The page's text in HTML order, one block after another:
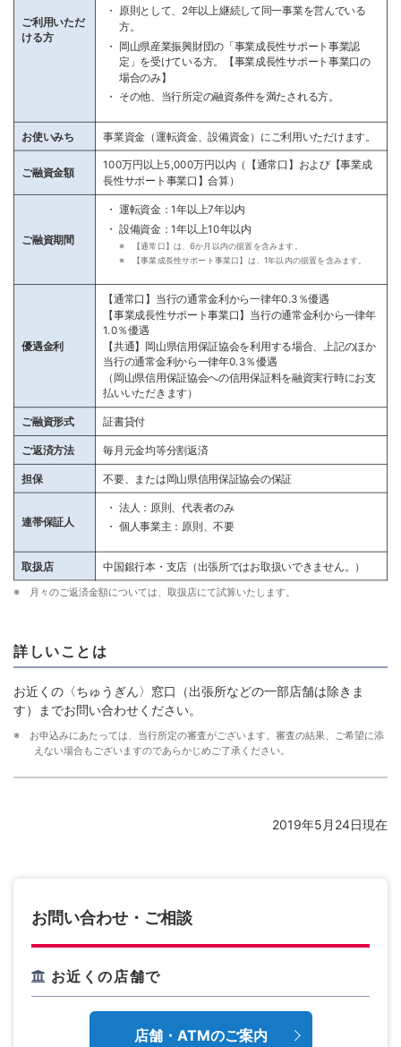
ご利用いただ
ける方
原則として、2年以上継続して同一事業を営んでいる
方。
岡山県産業振興財団の「事業成長性サポート事業認
定」を受けている方。【事業成長性サポート事業口の
場合のみ】
その他、当行所定の融資条件を満たされる方。
お使いみち 事業資金（運転資金、設備資金）にご利用いただけます。
ご融資金額
100万円以上5,000万円以内（【通常口】および【事業成
長性サポート事業口】合算）
ご融資期間
運転資金：1年以上7年以内
設備資金：1年以上10年以内
※ 【通常口】は、6か月以内の据置を含みます。
※ 【事業成長性サポート事業口】は、1年以内の据置を含みます。
優遇金利
【通常口】当行の通常金利から一律年0.3％優遇
【事業成長性サポート事業口】当行の通常金利から一律年
1.0％優遇
【共通】岡山県信用保証協会を利用する場合、上記のほか
当行の通常金利から一律年0.3％優遇
（岡山県信用保証協会への信用保証料を融資実行時にお支
払いいただきます）
ご融資形式 証書貸付
ご返済方法 毎月元金均等分割返済
担保 不要、または岡山県信用保証協会の保証
連帯保証人
法人：原則、代表者のみ
個人事業主：原則、不要
取扱店 中国銀行本・支店（出張所ではお取扱いできません。）
※ 月々のご返済金額については、取扱店にて試算いたします。
詳しいことは
お近くの〈ちゅうぎん〉窓口（出張所などの一部店舗は除きま
す）までお問い合わせください。
※ お申込みにあたっては、当行所定の審査がございます。審査の結果、ご希望に添
えない場合もございますのであらかじめご了承ください。
2019年5月24日現在
お問い合わせ・ご相談
お近くの店舗で
店舗・ATMのご案内